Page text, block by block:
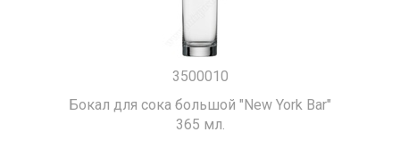
3500010
Бокал для сока большой "New York Bar"
365 мл.